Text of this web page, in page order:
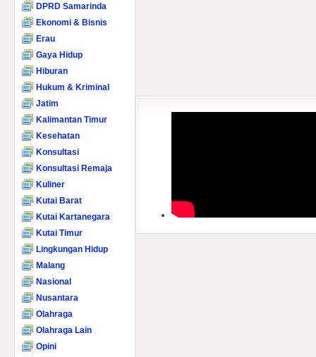
DPRD Samarinda
Ekonomi & Bisnis
Erau
Gaya Hidup
Hiburan
Hukum & Kriminal
Jatim
Kalimantan Timur
Kesehatan
Konsultasi
Konsultasi Remaja
Kuliner
Kutai Barat
Kutai Kartanegara
Kutai Timur
Lingkungan Hidup
Malang
Nasional
Nusantara
Olahraga
Olahraga Lain
Opini